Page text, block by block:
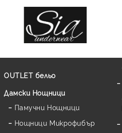
OUTLET бельо
Дамски Нощници
Памучни Нощници
Нощници Микрофибър